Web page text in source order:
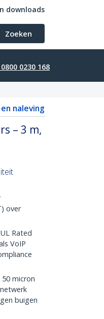
downloads
Zoeken
0800 0230 168
en naleving
– 3 m,
over
Rated
VoIP
micron
buigen